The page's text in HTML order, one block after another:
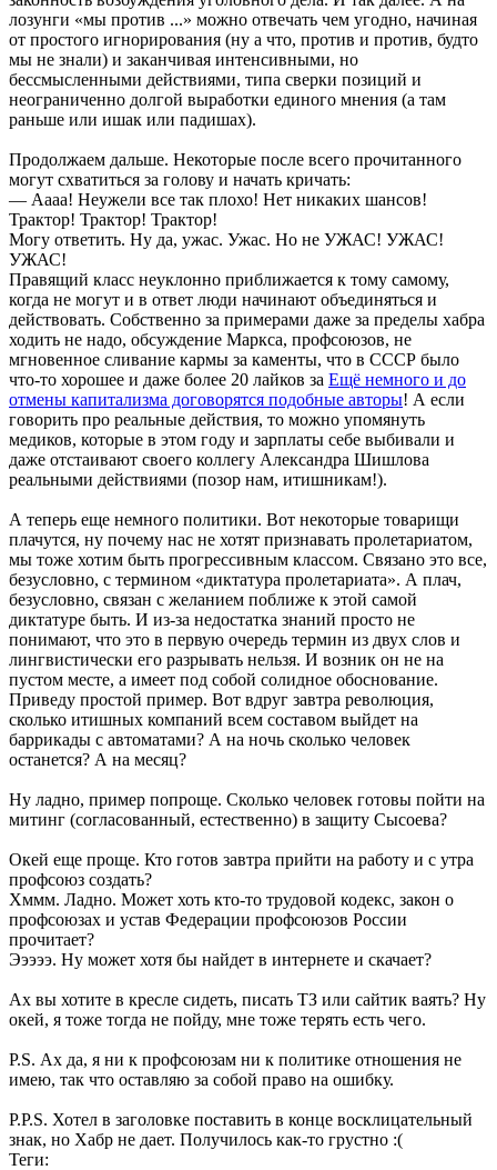
лозунги «мы против ...» можно отвечать чем угодно, начиная
от простого игнорирования (ну а что, против и против, будто
мы не знали) и заканчивая интенсивными, но
бессмысленными действиями, типа сверки позиций и
неограниченно долгой выработки единого мнения (а там
раньше или ишак или падишах).
Продолжаем дальше. Некоторые после всего прочитанного
могут схватиться за голову и начать кричать:
— Аааа! Неужели все так плохо! Нет никаких шансов!
Трактор! Трактор! Трактор!
Могу ответить. Ну да, ужас. Ужас. Но не УЖАС! УЖАС!
УЖАС!
Правящий класс неуклонно приближается к тому самому,
когда не могут и в ответ люди начинают объединяться и
действовать. Собственно за примерами даже за пределы хабра
ходить не надо, обсуждение Маркса, профсоюзов, не
мгновенное сливание кармы за каменты, что в СССР было
что-то хорошее и даже более 20 лайков за Ещё немного и до
отмены капитализма договорятся подобные авторы! А если
говорить про реальные действия, то можно упомянуть
медиков, которые в этом году и зарплаты себе выбивали и
даже отстаивают своего коллегу Александра Шишлова
реальными действиями (позор нам, итишникам!).
А теперь еще немного политики. Вот некоторые товарищи
плачутся, ну почему нас не хотят признавать пролетариатом,
мы тоже хотим быть прогрессивным классом. Связано это все,
безусловно, с термином «диктатура пролетариата». А плач,
безусловно, связан с желанием поближе к этой самой
диктатуре быть. И из-за недостатка знаний просто не
понимают, что это в первую очередь термин из двух слов и
лингвистически его разрывать нельзя. И возник он не на
пустом месте, а имеет под собой солидное обоснование.
Приведу простой пример. Вот вдруг завтра революция,
сколько итишных компаний всем составом выйдет на
баррикады с автоматами? А на ночь сколько человек
останется? А на месяц?
Ну ладно, пример попроще. Сколько человек готовы пойти на
митинг (согласованный, естественно) в защиту Сысоева?
Окей еще проще. Кто готов завтра прийти на работу и с утра
профсоюз создать?
Хммм. Ладно. Может хоть кто-то трудовой кодекс, закон о
профсоюзах и устав Федерации профсоюзов России
прочитает?
Эээээ. Ну может хотя бы найдет в интернете и скачает?
Ах вы хотите в кресле сидеть, писать ТЗ или сайтик ваять? Ну
окей, я тоже тогда не пойду, мне тоже терять есть чего.
P.S. Ах да, я ни к профсоюзам ни к политике отношения не
имею, так что оставляю за собой право на ошибку.
P.P.S. Хотел в заголовке поставить в конце восклицательный
знак, но Хабр не дает. Получилось как-то грустно :(
Теги: